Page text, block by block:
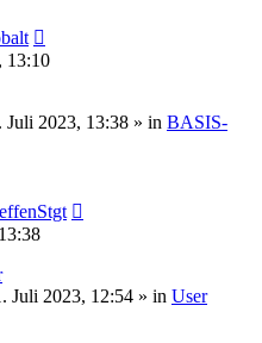
13:10
Juli 2023, 13:38 » in BASIS-
Juli 2023, 12:54 » in User